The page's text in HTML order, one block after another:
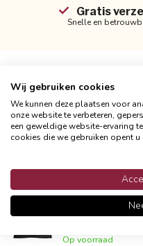
Gratis
Snelle en
Productomschrijving
Reviews
Gerelateerde
GEK OP KUSSENS!
Sierkussen
Op voorraad
Wij gebruiken cookies
We kunnen deze plaatsen voor
onze website te verbeteren,
een geweldige website-ervaring
cookies die we gebruiken opent